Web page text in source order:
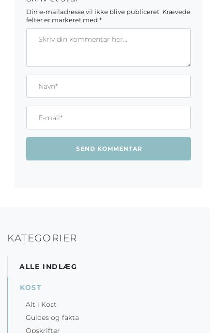
Din e-mailadresse vil ikke blive publiceret. Krævede
felter er markeret med *
KATEGORIER
ALLE INDLÆG
KOST
Alt i Kost
Guides og fakta
Opskrifter